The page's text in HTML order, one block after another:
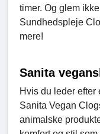
timer. Og glem
Sundhedspleje
mere!
Sanita
Hvis du leder efter
Sanita Vegan
animalske